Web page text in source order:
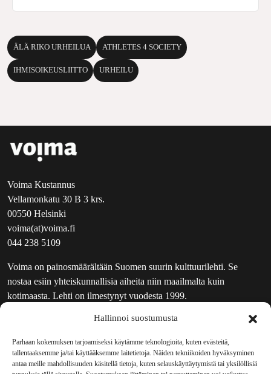
Hallinnoi suostumusta
Parhaan kokemuksen tarjoamiseksi käytämme teknologioita, kuten evästeitä,
tallentaaksemme ja/tai käyttääksemme laitetietoja. Näiden tekniikoiden hyväksyminen
antaa meille mahdollisuuden käsitellä tietoja, kuten selauskäyttäytymistä tai yksilöllisiä
ÄLÄ RIKO URHEILUA ATHLETES 4 SOCIETY
IHMISOIKEUSLIITTO URHEILU
Voima Kustannus
Vellamonkatu 30 B 3 krs.
00550 Helsinki
voima(at)voima.fi
044 238 5109
Voima on painosmäärältään Suomen suurin kulttuurilehti. Se
nostaa esiin yhteiskunnallisia aiheita niin maailmalta kuin
kotimaasta. Lehti on ilmestynyt vuodesta 1999.
UUTISKIRJE
MAINOSTAJILLE
VASTAMAINOKSET